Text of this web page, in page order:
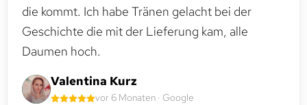
die kommt. Ich habe Tränen gelacht bei der
Geschichte die mit der Lieferung kam, alle
Daumen hoch.
Valentina Kurz
vor 6 Monaten · Google